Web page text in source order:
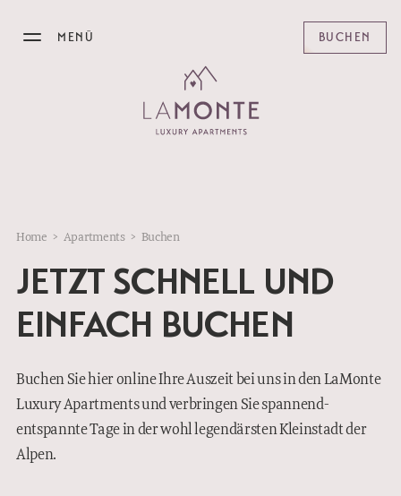
MENÜ BUCHEN
DAS LAMONTE
APARTMENTS
FRÜHSTÜCK
BISTRO
KITZBÜHEL
WISSENSWERTES
IMPRESSIONEN
Home > Apartments > Buchen
JETZT SCHNELL UND
EINFACH BUCHEN
Buchen Sie hier online Ihre Auszeit bei uns in den LaMonte
Luxury Apartments und verbringen Sie spannend-
entspannte Tage in der wohl legendärsten Kleinstadt der
Alpen.